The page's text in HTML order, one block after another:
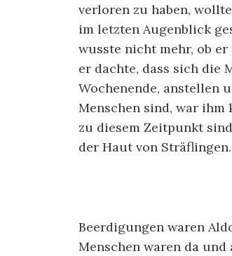
verloren zu haben,
im letzten Augenblick
wusste nicht mehr, ob
er dachte, dass sich die
Wochenende, anstellen
Menschen sind, war
zu diesem Zeitpunkt
der Haut von Sträflingen.
Beerdigungen waren
Menschen waren da